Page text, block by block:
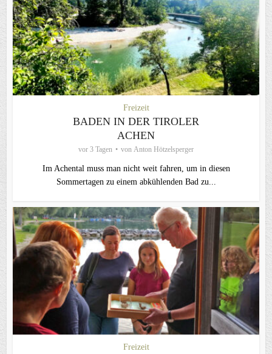
Freizeit
BADEN IN DER TIROLER
ACHEN
vor 3 Tagen von Anton Hötzelsperger
Im Achental muss man nicht weit fahren, um in diesen
Sommertagen zu einem abkühlenden Bad zu...
Freizeit